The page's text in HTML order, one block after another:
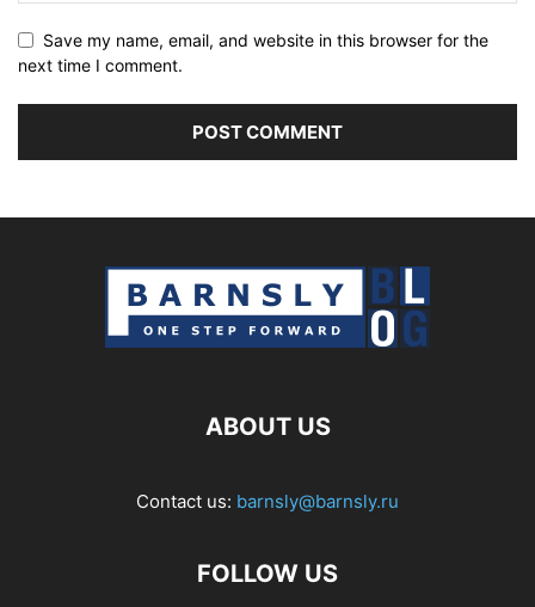
Save my name, email, and website in this browser for the
next time I comment.
ABOUT US
Contact us: barnsly@barnsly.ru
FOLLOW US